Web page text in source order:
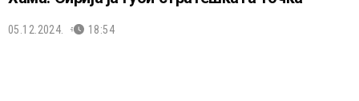
05.12.2024. 18:54